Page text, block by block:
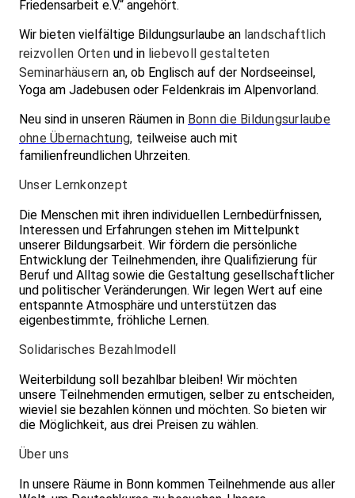
Friedensarbeit e.V.“ angehört.
Wir bieten vielfältige Bildungsurlaube an landschaftlich
reizvollen Ortenund in liebevoll gestalteten
Seminarhäusern an, ob Englisch auf der Nordseeinsel,
Yoga am Jadebusen oder Feldenkrais im Alpenvorland.
Neu sind in unseren Räumen in Bonn die Bildungsurlaube
ohne Übernachtung, teilweise auch mit
familienfreundlichen Uhrzeiten.
Unser Lernkonzept
Die Menschen mit ihren individuellen Lernbedürfnissen,
Interessen und Erfahrungen stehen im Mittelpunkt
unserer Bildungsarbeit. Wir fördern die persönliche
Entwicklung der Teilnehmenden, ihre Qualifizierung für
Beruf und Alltag sowie die Gestaltung gesellschaftlicher
und politischer Veränderungen. Wir legen Wert auf eine
entspannte Atmosphäre und unterstützen das
eigenbestimmte, fröhliche Lernen.
Solidarisches Bezahlmodell
Weiterbildung soll bezahlbar bleiben! Wir möchten
unsere Teilnehmenden ermutigen, selber zu entscheiden,
wieviel sie bezahlen können und möchten. So bieten wir
die Möglichkeit, aus drei Preisen zu wählen.
Über uns
In unsere Räume in Bonn kommen Teilnehmende aus aller